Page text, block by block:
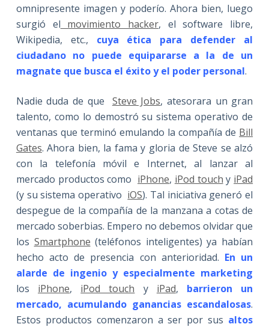
omnipresente imagen y poderío. Ahora bien, luego
surgió el movimiento hacker, el software libre,
Wikipedia, etc., cuya ética para defender al
ciudadano no puede equipararse a la de un
magnate que busca el éxito y el poder personal.
Nadie duda de que Steve Jobs, atesorara un gran
talento, como lo demostró su sistema operativo de
ventanas que terminó emulando la compañía de Bill
Gates. Ahora bien, la fama y gloria de Steve se alzó
con la telefonía móvil e Internet, al lanzar al
mercado productos como iPhone, iPod touch y iPad
(y su sistema operativo iOS). Tal iniciativa generó el
despegue de la compañía de la manzana a cotas de
mercado soberbias. Empero no debemos olvidar que
los Smartphone (teléfonos inteligentes) ya habían
hecho acto de presencia con anterioridad. En un
alarde de ingenio y especialmente marketing
los iPhone, iPod touch y iPad, barrieron un
mercado, acumulando ganancias escandalosas.
Estos productos comenzaron a ser por sus altos